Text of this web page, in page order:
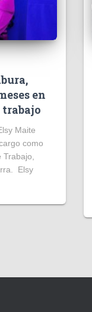
en
Maite
como
Elsy